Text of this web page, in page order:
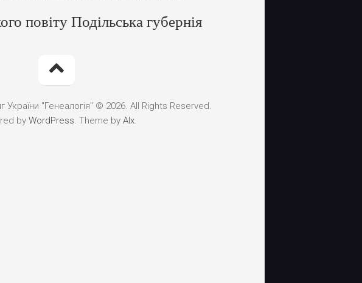
повіту Подільська губернія
України "Генеалогія" © 2026. All Rights Reserved.
by WordPress. Theme by Alx.